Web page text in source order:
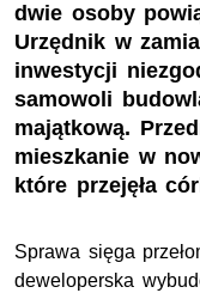
dwie osoby
Urzędnik w
inwestycji
samowoli
majątkową.
mieszkanie w
które przejęła
Sprawa sięga
deweloperska